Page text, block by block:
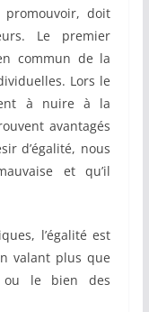
doit
Le premier
commun de la
Lors le
à nuire à la
avantagés
d’égalité, nous
et qu’il
l’égalité est
valant plus que
le bien des